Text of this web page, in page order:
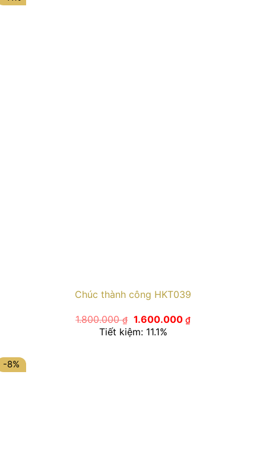
Chúc thành công HKT039
1.800.000₫ Giá
gốc
là:
1.600.000 ₫Giá
hiện
Tiết kiệm: 11.1%
-8%